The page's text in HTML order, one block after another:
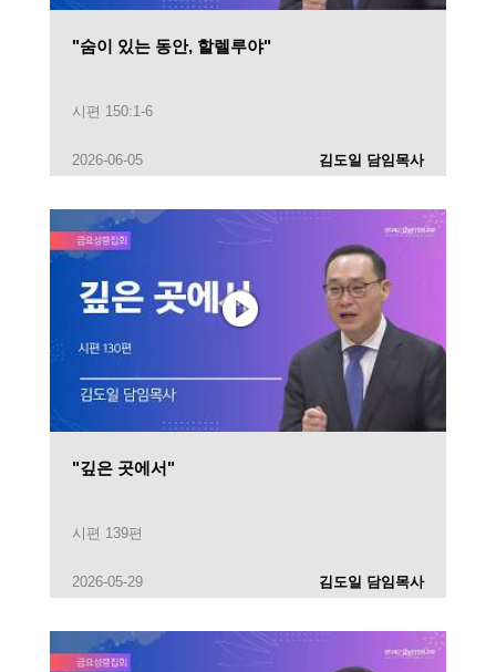
"숨이 있는 동안, 할렐루야"
시편 150:1-6
2026-06-05 김도일 담임목사
"깊은 곳에서"
시편 139편
2026-05-29 김도일 담임목사